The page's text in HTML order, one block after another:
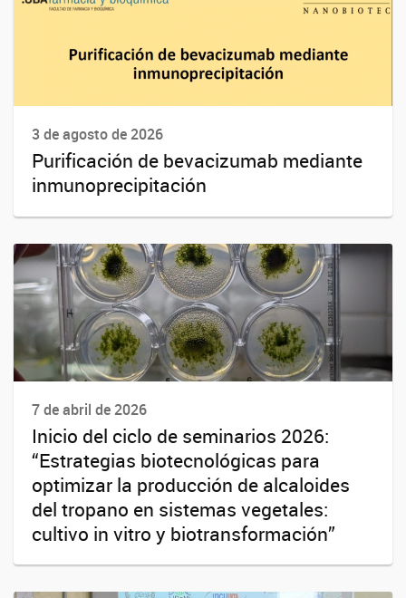
3 de agosto de 2026
Purificación de bevacizumab mediante
inmunoprecipitación
7 de abril de 2026
Inicio del ciclo de seminarios 2026:
“Estrategias biotecnológicas para
optimizar la producción de alcaloides
del tropano en sistemas vegetales:
cultivo in vitro y biotransformación”